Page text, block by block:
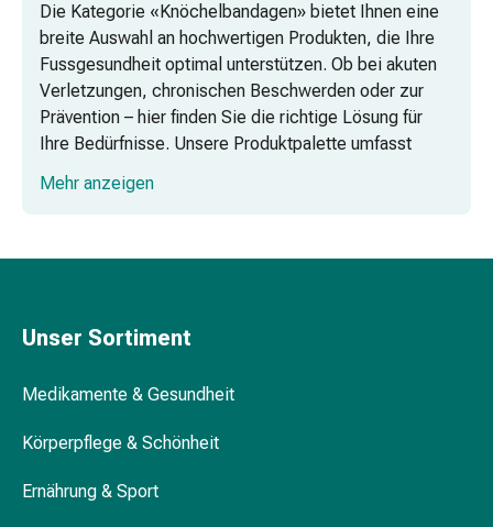
Mundgesundheit
Kariesprophylaxe
Trockener
Mund
(Xerostomie)
Munddesinfektionsmittel
Aphten
Haar-
Kopfhautbeschwerden
Körperpflege
Schönheit
Augenpflege
Die Kategorie «Knöchelbandagen» bietet Ihnen eine
breite Auswahl an hochwertigen Produkten, die Ihre
Fussgesundheit optimal unterstützen. Ob bei akuten
Verletzungen, chronischen Beschwerden oder zur
Prävention – hier finden Sie die richtige Lösung für
Ihre Bedürfnisse. Unsere Produktpalette umfasst
Plantarfasziitis-Bandagen für die Nacht,
Sprunggelenk-Orthesen zur stabilisierenden,
Mehr anzeigen
Unser Sortiment
Medikamente & Gesundheit
Körperpflege & Schönheit
Ernährung & Sport